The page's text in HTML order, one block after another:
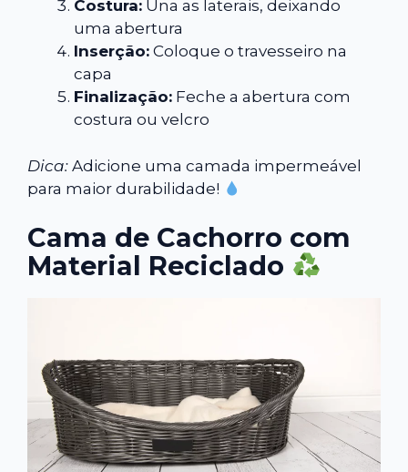
Costura: Una as laterais, deixando
uma abertura
Inserção: Coloque o travesseiro na
capa
Finalização: Feche a abertura com
costura ou velcro
Dica: Adicione uma camada impermeável
para maior durabilidade!
Cama de Cachorro com
Material Reciclado